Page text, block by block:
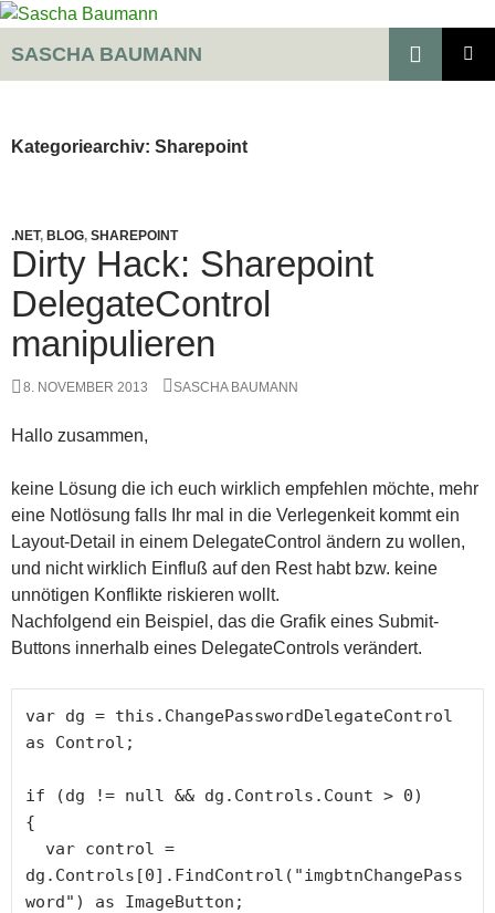
Zum
springen
SASCHA BAUMANN
Kategoriearchiv: Sharepoint
.NET, BLOG, SHAREPOINT
Dirty Hack: Sharepoint
DelegateControl
manipulieren
8. NOVEMBER 2013 SASCHA BAUMANN
Hallo zusammen,
keine Lösung die ich euch wirklich empfehlen möchte, mehr
eine Notlösung falls Ihr mal in die Verlegenkeit kommt ein
Layout-Detail in einem DelegateControl ändern zu wollen,
und nicht wirklich Einfluß auf den Rest habt bzw. keine
unnötigen Konflikte riskieren wollt.
Nachfolgend ein Beispiel, das die Grafik eines Submit-
Buttons innerhalb eines DelegateControls verändert.
var dg = this.ChangePasswordDelegateControl
as Control;
if (dg != null && dg.Controls.Count > 0)
{
dg.Controls[0].FindControl("imgbtnChangePass
word") as ImageButton;